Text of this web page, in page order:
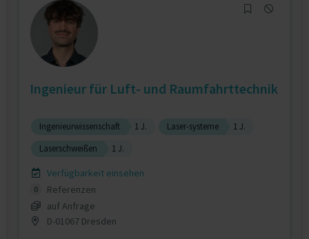
Ingenieur für Luft- und Raumfahrttechnik
Ingenieurwissenschaft 1 J. Laser-systeme
1 J.
Laserschweißen
1 J.
Verfügbarkeit einsehen
0
Referenzen
auf Anfrage
D-01067 Dresden